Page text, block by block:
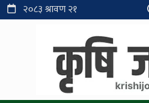
२०८३ श्रावण २१